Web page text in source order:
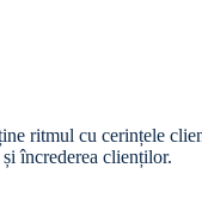
ritmul cu cerințele
încrederea clienților.